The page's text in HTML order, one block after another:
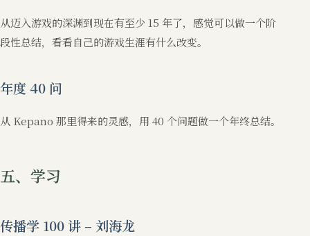
从迈入游戏的深渊到现在有至少 15 年了，感觉可以做一个阶
段性总结，看看自己的游戏生涯有什么改变。
年度 40 问
从 Kepano 那里得来的灵感，用 40 个问题做一个年终总结。
五、学习
传播学 100 讲 – 刘海龙